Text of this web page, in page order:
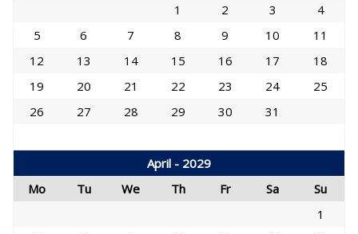
1
2 3
4
5
6 7 8 9 10
11
12
13 14 15 16 17
18
19
20 21 22 23 24
25
26
27 28 29 30 31
April - 2029
Mo
Tu We Th Fr Sa
Su
1